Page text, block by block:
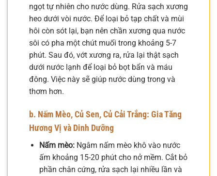
ngọt tự nhiên cho nước dùng. Rửa sạch xương
heo dưới vòi nước. Để loại bỏ tạp chất và mùi
hôi còn sót lại, bạn nên chần xương qua nước
sôi có pha một chút muối trong khoảng 5-7
phút. Sau đó, vớt xương ra, rửa lại thật sạch
dưới nước lạnh để loại bỏ bọt bẩn và máu
đông. Việc này sẽ giúp nước dùng trong và
thơm hơn.
b. Nấm Mèo, Củ Sen, Củ Cải Trắng: Gia Tăng
Hương Vị và Dinh Dưỡng
Nấm mèo:Ngâm nấm mèo khô vào nước
ấm khoảng 15-20 phút cho nở mềm. Cắt bỏ
phần chân cứng, rửa sạch lại nhiều lần và